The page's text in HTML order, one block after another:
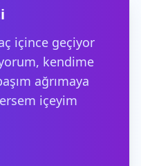
içince geçiyor
kendime
ağrımaya
içeyim